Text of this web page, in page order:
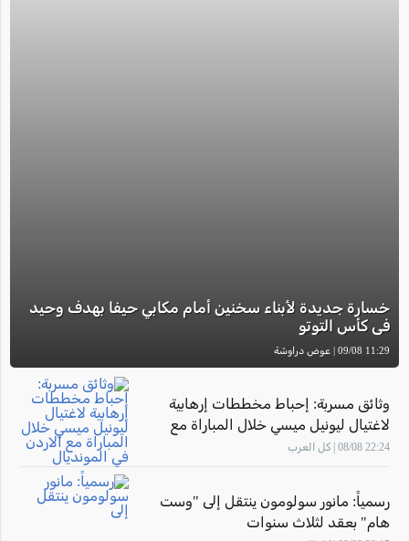
خسارة جديدة لأبناء سخنين أمام مكابي حيفا بهدف وحيد
في كأس التوتو
11:29 09/08 | عوض دراوشة
وثائق مسربة: إحباط مخططات إرهابية
لاغتيال ليونيل ميسي خلال المباراة مع
الاردن في المونديال
22:24 08/08 | كل العرب
رسمياً: مانور سولومون ينتقل إلى "وست
هام" بعقد لثلاث سنوات